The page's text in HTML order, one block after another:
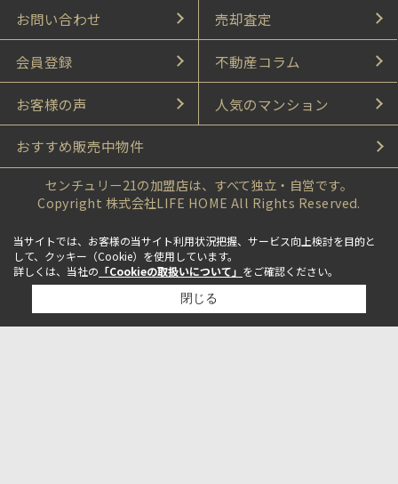
お問い合わせ 売却査定
会員登録 不動産コラム
お客様の声 人気のマンション
おすすめ販売中物件
センチュリー21の加盟店は、すべて独立・自営です。
Copyright 株式会社LIFE HOME All Rights Reserved.
当サイトでは、お客様の当サイト利用状況把握、サービス向上検討を目的と
して、クッキー（Cookie）を使用しています。
詳しくは、当社の 「Cookieの取扱いについて」 をご確認ください。
閉じる